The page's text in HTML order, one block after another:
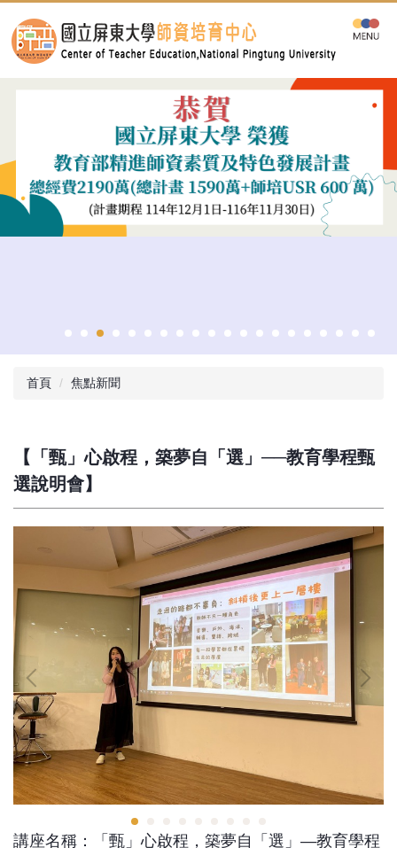
到
主
首頁 焦點新聞
【「甄」心啟程，築夢自「選」──教育學程甄
選說明會】
講座名稱：「甄」心啟程，築夢自「選」—教育學程